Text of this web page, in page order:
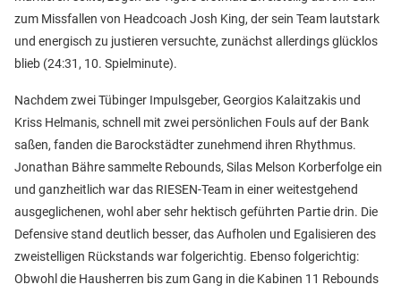
zum Missfallen von Headcoach Josh King, der sein Team lautstark
und energisch zu justieren versuchte, zunächst allerdings glücklos
blieb (24:31, 10. Spielminute).
Nachdem zwei Tübinger Impulsgeber, Georgios Kalaitzakis und
Kriss Helmanis, schnell mit zwei persönlichen Fouls auf der Bank
saßen, fanden die Barockstädter zunehmend ihren Rhythmus.
Jonathan Bähre sammelte Rebounds, Silas Melson Korberfolge ein
und ganzheitlich war das RIESEN-Team in einer weitestgehend
ausgeglichenen, wohl aber sehr hektisch geführten Partie drin. Die
Defensive stand deutlich besser, das Aufholen und Egalisieren des
zweistelligen Rückstands war folgerichtig. Ebenso folgerichtig:
Obwohl die Hausherren bis zum Gang in die Kabinen 11 Rebounds